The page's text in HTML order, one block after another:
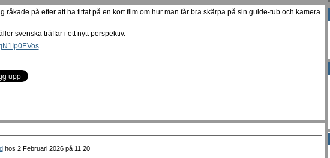
råkade på efter att ha tittat på en kort film om hur man får bra skärpa på sin guide-tub och kamera
svenska träffar i ett nytt perspektiv.
hos 2 Februari 2026 på 11.20